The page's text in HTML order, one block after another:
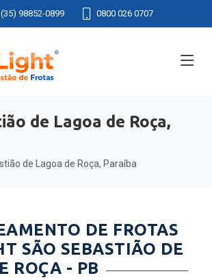
(35) 98852-0899 0800 026 0707
de Lagoa de Roça,
de Lagoa de Roça, Paraíba
DE FROTAS
SÃO SEBASTIÃO DE
ROÇA - PB